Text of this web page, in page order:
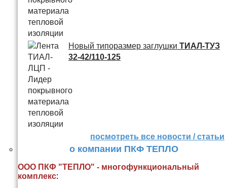
Новый типоразмер заглушки ТИАЛ-ТУЗ
32-42/110-125
посмотреть все новости / статьи
о компании ПКФ ТЕПЛО
ООО ПКФ "ТЕПЛО" - многофункциональный
комплекс: